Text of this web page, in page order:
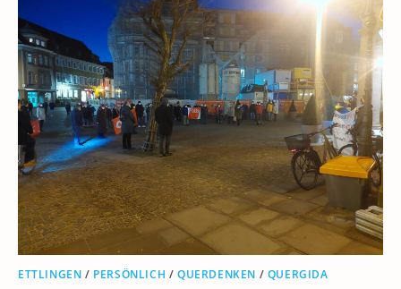
ETTLINGEN / PERSÖNLICH /QUERDENKEN / QUERGIDA